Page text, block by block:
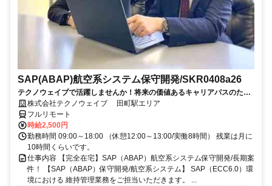
SAP(ABAP)航空系システム保守開発/SKR0408a26
テクノウェイブで活躍しませんか！将来の価値あるキャリアパスのため
の、長期的・安定的なサポートします
株式会社テクノウェイブ 田町駅エリア
フルリモート
時給2,500円
勤務時間 09:00～18:00 （休憩12:00～13:00/実働8時間） 残業は月に
10時間くらいです。
仕事内容 【完全在宅】SAP（ABAP）航空系システム保守開発/長期案
件！ 【SAP（ABAP）保守開発/航空系システム】 SAP（ECC6.0）環
境における 維持管理業務をご担当いただきます。 ...